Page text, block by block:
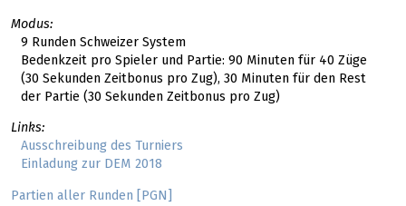
Modus:
9 Runden Schweizer System
Bedenkzeit pro Spieler und Partie: 90 Minuten für 40 Züge
(30 Sekunden Zeitbonus pro Zug), 30 Minuten für den Rest
der Partie (30 Sekunden Zeitbonus pro Zug)
Links:
Ausschreibung des Turniers
Einladung zur DEM 2018
Partien aller Runden [PGN]